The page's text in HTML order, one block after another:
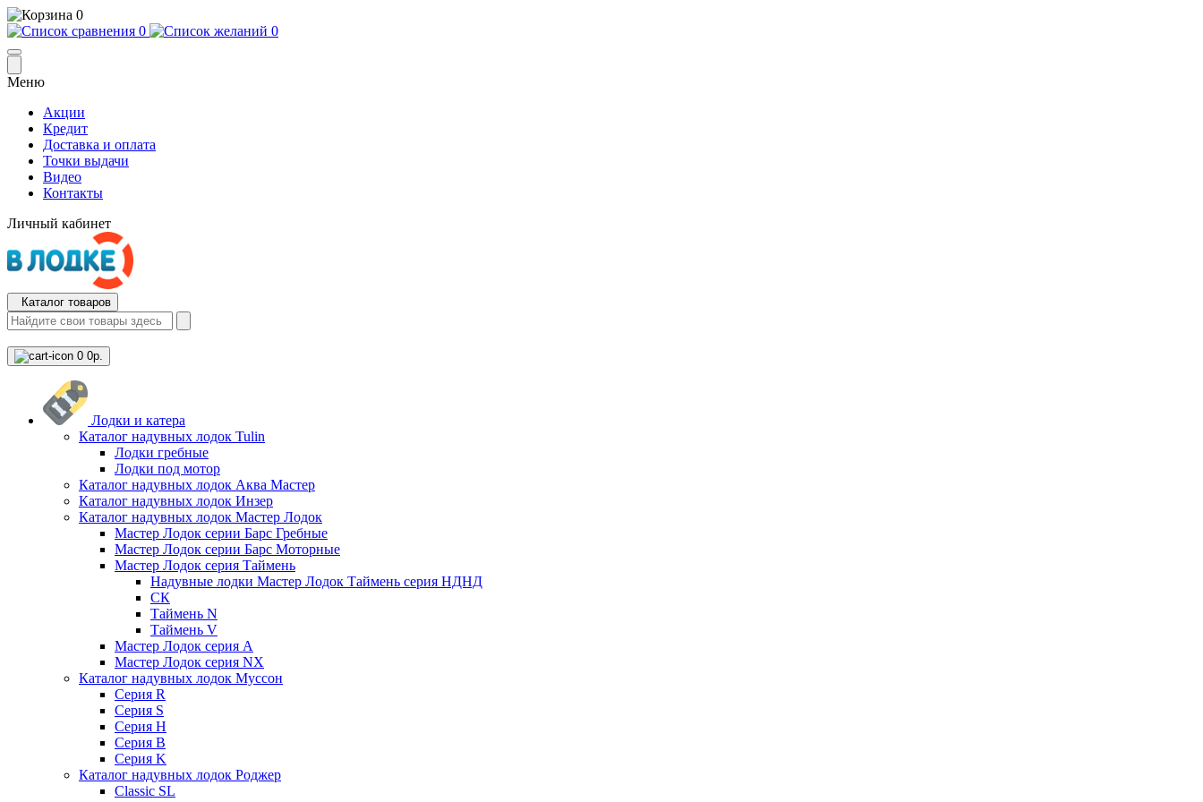
0
0
0
Меню
Акции
Кредит
Доставка и оплата
Точки выдачи
Видео
Контакты
Личный кабинет
Каталог товаров
0 0р.
Лодки и катера
Каталог надувных лодок Tulin
Лодки гребные
Лодки под мотор
Каталог надувных лодок Аква Мастер
Каталог надувных лодок Инзер
Каталог надувных лодок Мастер Лодок
Мастер Лодок серии Барс Гребные
Мастер Лодок серии Барс Моторные
Мастер Лодок серия Таймень
Надувные лодки Мастер Лодок Таймень серия НДНД
СК
Таймень N
Таймень V
Мастер Лодок серия А
Мастер Лодок серия NX
Каталог надувных лодок Муссон
Серия R
Серия S
Серия H
Серия B
Серия K
Каталог надувных лодок Роджер
Classic SL